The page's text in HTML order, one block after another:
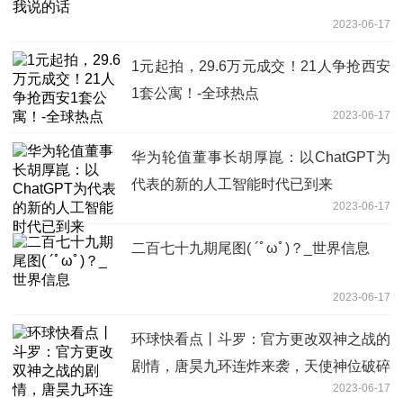
2023-06-17
1元起拍，29.6万元成交！21人争抢西安
1套公寓！-全球热点
2023-06-17
华为轮值董事长胡厚崑：以ChatGPT为
代表的新的人工智能时代已到来
2023-06-17
二百七十九期尾图( ´ﾟωﾟ)？_世界信息
2023-06-17
环球快看点丨斗罗：官方更改双神之战的
剧情，唐昊九环连炸来袭，天使神位破碎
2023-06-17